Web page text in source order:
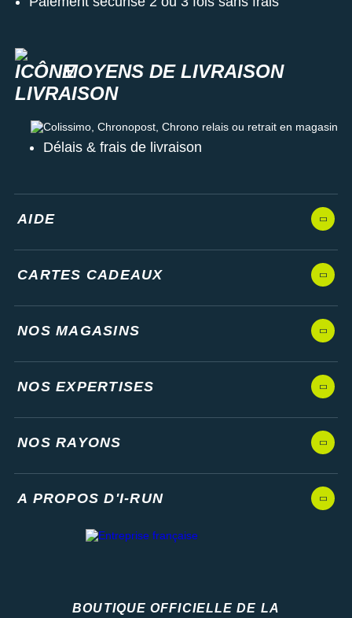
MOYENS DE LIVRAISON
Colissimo, Chronopost, Chrono relais ou retrait en magasin
Délais & frais de livraison
AIDE
CARTES CADEAUX
NOS MAGASINS
NOS EXPERTISES
NOS RAYONS
A PROPOS D'I-RUN
BOUTIQUE OFFICIELLE DE LA